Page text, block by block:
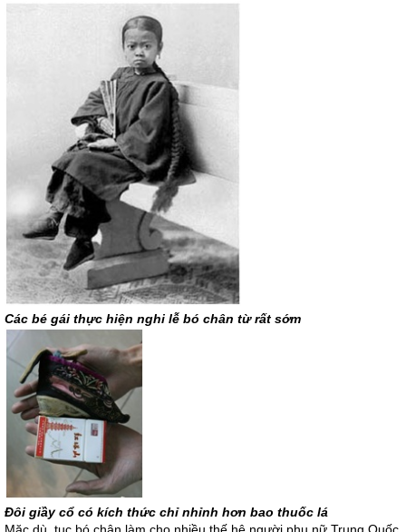
Các bé gái thực hiện nghi lễ bó chân từ rất sớm
Đôi giầy cổ có kích thức chỉ nhỉnh hơn bao thuốc lá